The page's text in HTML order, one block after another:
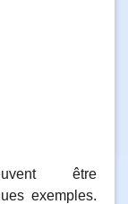
être
exemples.